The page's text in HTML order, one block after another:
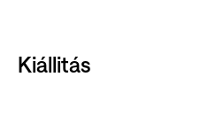
Kiállitás